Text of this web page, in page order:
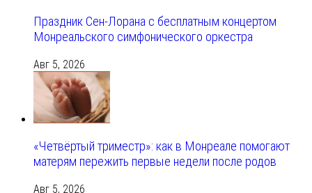
Праздник Сен-Лорана с бесплатным концертом
Монреальского симфонического оркестра
Авг 5, 2026
«Четвёртый триместр»: как в Монреале помогают
матерям пережить первые недели после родов
Авг 5, 2026